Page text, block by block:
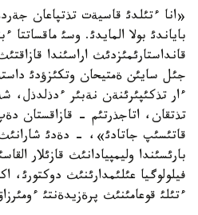
«انا ءتئلدئ قاسيةت تذتپاعان
باياندئ بولا المايدئ. وسئ ماقساتتا
قانداستارئمئزدئث اراسئندا
جئل سايئن ةمتيحان وتكئزؤدئ
ءار تذكئپئرئنةن نةبئر
تذتقان، اتاجذرتئم - قازاقستان
قاتئسئپ جاتادئ»، - دةدئ شارانئث
بارئسئندا وليمپيادانئث قازئلار
فيلولوگيا عئلئمدارئنئث دوكتورئ،
ءتئلئ قوعامئنئث پرةزيدةنتئ